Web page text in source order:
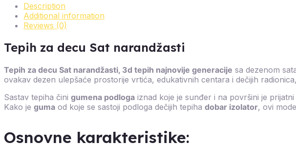
Description
Additional information
Reviews (0)
Tepih za decu Sat narandžasti
Tepih za decu Sat narandžasti, 3d tepih najnovije generacije sa dezenom
ovakav dezen ulepšaće prostorije vrtića, edukativnih centara i dečijih
Sastav tepiha čini gumena podloga iznad koje je sunđer i na površini je
Kako je guma od koje se sastoji podloga dečijih tepiha dobar izolator, ovi
Osnovne karakteristike: